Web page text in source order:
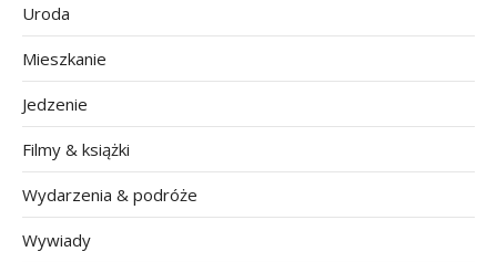
Uroda
Mieszkanie
Jedzenie
Filmy & książki
Wydarzenia & podróże
Wywiady